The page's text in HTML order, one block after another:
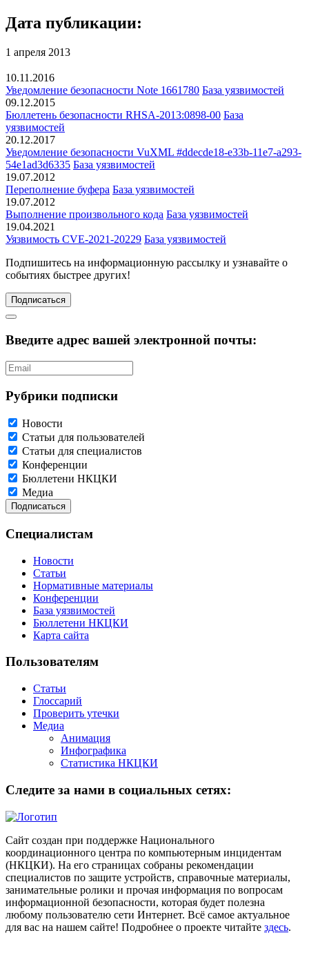
Дата публикации:
1 апреля 2013
10.11.2016
Уведомление безопасности Note 1661780 База уязвимостей
09.12.2015
Бюллетень безопасности RHSA-2013:0898-00 База
уязвимостей
20.12.2017
Уведомление безопасности VuXML #ddecde18-e33b-11e7-a293-
54e1ad3d6335 База уязвимостей
19.07.2012
Переполнение буфера База уязвимостей
19.07.2012
Выполнение произвольного кода База уязвимостей
19.04.2021
Уязвимость CVE-2021-20229 База уязвимостей
Подпишитесь на информационную рассылку и узнавайте о
событиях быстрее других!
Подписаться
Введите адрес вашей электронной почты:
Рубрики подписки
Новости
Статьи для пользователей
Статьи для специалистов
Конференции
Бюллетени НКЦКИ
Медиа
Специалистам
Новости
Статьи
Нормативные материалы
Конференции
База уязвимостей
Бюллетени НКЦКИ
Карта сайта
Пользователям
Статьи
Глоссарий
Проверить утечки
Медиа
Анимация
Инфографика
Статистика НКЦКИ
Следите за нами в социальных сетях:
Сайт создан при поддержке Национального
координационного центра по компьютерным инцидентам
(НКЦКИ). На его страницах собраны рекомендации
специалистов по защите устройств, справочные материалы,
занимательные ролики и прочая информация по вопросам
информационной безопасности, которая будет полезна
любому пользователю сети Интернет. Всё самое актуальное
для вас на нашем сайте! Подробнее о проекте читайте здесь.